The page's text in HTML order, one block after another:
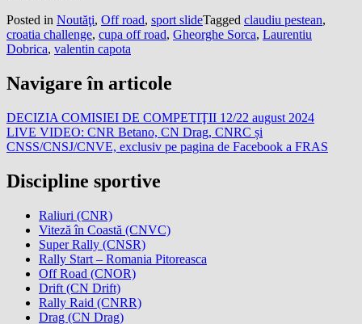
Posted in Noutăţi, Off road, sport slideTagged claudiu pestean,
croatia challenge, cupa off road, Gheorghe Sorca, Laurentiu
Dobrica, valentin capota
Navigare în articole
DECIZIA COMISIEI DE COMPETIŢII 12/22 august 2024
LIVE VIDEO: CNR Betano, CN Drag, CNRC și
CNSS/CNSJ/CNVE, exclusiv pe pagina de Facebook a FRAS
Discipline sportive
Raliuri (CNR)
Viteză în Coastă (CNVC)
Super Rally (CNSR)
Rally Start – Romania Pitoreasca
Off Road (CNOR)
Drift (CN Drift)
Rally Raid (CNRR)
Drag (CN Drag)